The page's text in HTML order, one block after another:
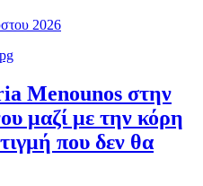
2026
Menounos στην
μαζί με την κόρη
που δεν θα